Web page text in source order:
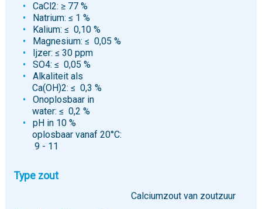
CaCl2: ≥ 77 %
Natrium: ≤ 1 %
Kalium: ≤ 0,10 %
Magnesium: ≤ 0,05 %
Ijzer: ≤ 30 ppm
SO4: ≤ 0,05 %
Alkaliteit als
Ca(OH)2: ≤ 0,3 %
Onoplosbaar in
water: ≤ 0,2 %
pH in 10 %
oplosbaar vanaf 20°C:
9 - 11
Type zout
Calciumzout van zoutzuur